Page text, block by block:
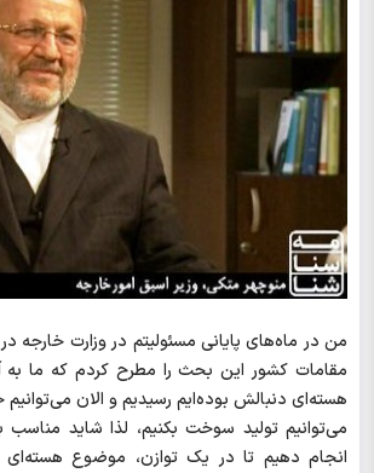
من در ماه‌های پایانی مسئولیتم در وزارت خارجه
مقامات کشور این بحث را مطرح کردم که ما
می‌توانیم تولید سوخت بکنیم، لذا شاید
انجام دهیم تا در یک توازن، موضوع هسته‌ای